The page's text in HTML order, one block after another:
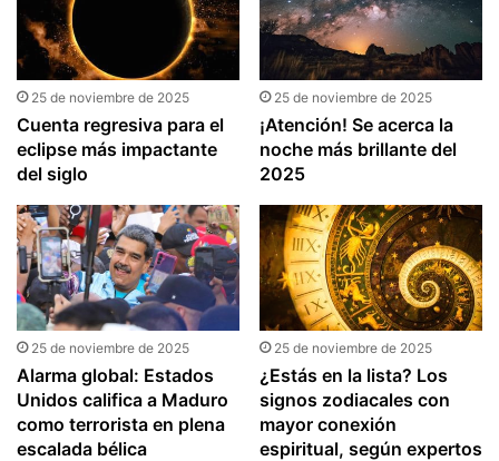
25 de noviembre de 2025
Cuenta regresiva para el
eclipse más impactante
del siglo
25 de noviembre de 2025
¡Atención! Se acerca la
noche más brillante del
2025
25 de noviembre de 2025
Alarma global: Estados
Unidos califica a Maduro
como terrorista en plena
escalada bélica
25 de noviembre de 2025
¿Estás en la lista? Los
signos zodiacales con
mayor conexión
espiritual, según expertos